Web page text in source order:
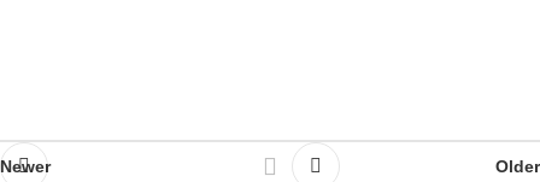
Newer Older